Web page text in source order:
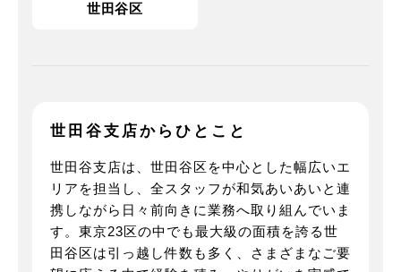
世田谷区
世田谷支店から ひとこと
世田谷支店は、世田谷区を中心とした幅広いエ
リアを担当し、全スタッフが和気あいあいと連
携しながら日々前向きに業務へ取り組んでいま
す。東京23区の中でも最大級の面積を誇る世
田谷区は引っ越し件数も多く、さまざまなご要